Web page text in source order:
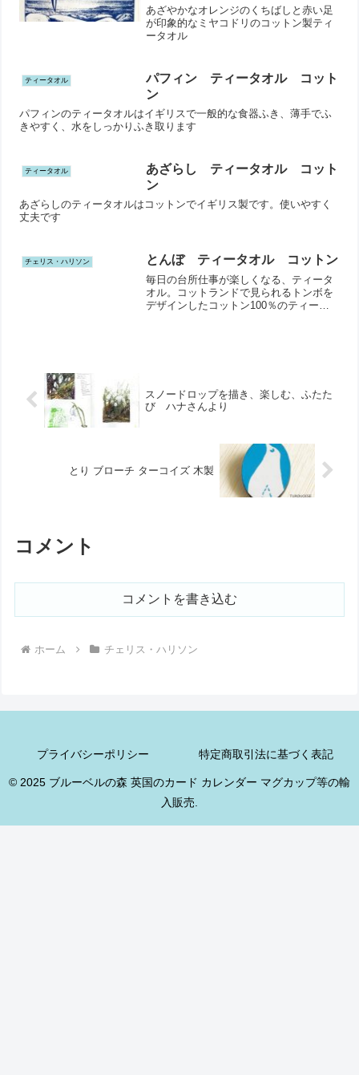
あざやかなオレンジのくちばしと赤い足
が印象的なミヤコドリのコットン製ティ
ータオル
ティータオル
パフィン ティータオル コット
ン
パフィンのティータオルはイギリスで一般的な食器ふき、薄手でふ
きやすく、水をしっかりふき取ります
ティータオル
あざらし ティータオル コット
ン
あざらしのティータオルはコットンでイギリス製です。使いやすく
丈夫です
チェリス・ハリソン とんぼ ティータオル コットン
毎日の台所仕事が楽しくなる、ティータ
オル。コットランドで見られるトンボを
デザインしたコットン100％のティータ
スノードロップを描き、楽しむ、ふたた
び ハナさんより
とり ブローチ ターコイズ 木製
コメント
コメントを書き込む
ホーム チェリス・ハリソン
プライバシーポリシー 特定商取引法に基づく表記
© 2025 ブルーベルの森 英国のカード カレンダー マグカップ等の輸
入販売.